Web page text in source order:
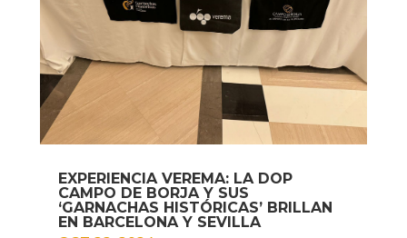
EXPERIENCIA VEREMA: LA DOP
CAMPO DE BORJA Y SUS
‘GARNACHAS HISTÓRICAS’ BRILLAN
EN BARCELONA Y SEVILLA